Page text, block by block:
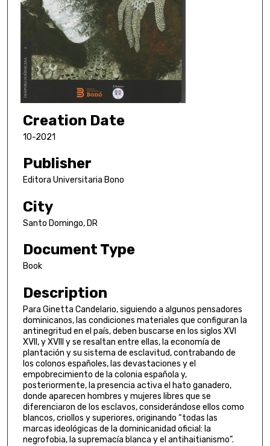
Creation Date
10-2021
Publisher
Editora Universitaria Bono
City
Santo Domingo, DR
Document Type
Book
Description
Para Ginetta Candelario, siguiendo a algunos pensadores
dominicanos, las condiciones materiales que configuran la
antinegritud en el país, deben buscarse en los siglos XVI
XVII, y XVIII y se resaltan entre ellas, la economía de
plantación y su sistema de esclavitud, contrabando de
los colonos españoles, las devastaciones y el
empobrecimiento de la colonia española y,
posteriormente, la presencia activa el hato ganadero,
donde aparecen hombres y mujeres libres que se
diferenciaron de los esclavos, considerándose ellos como
blancos, criollos y superiores, originando “todas las
marcas ideológicas de la dominicanidad oficial: la
negrofobia, la supremacía blanca y el antihaitianismo”.